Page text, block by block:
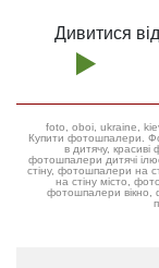
Дивитися
foto, oboi, ukraine,
Купити фотошпалери.
в дитячу,
фотошпалери дитячі ілюстрації,
стіну, фотошпалери на
на стіну місто,
фотошпалери